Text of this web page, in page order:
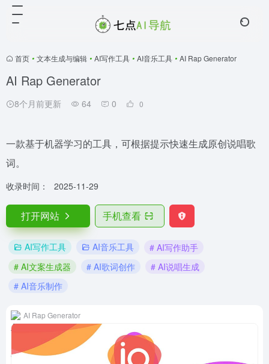
首页 • 文本生成与编辑 • AI写作工具 • AI音乐工具 • AI Rap Generator
AI Rap Generator
8个月前更新 64 0 0
一款基于机器学习的工具，可根据提示快速生成原创说唱歌
词。
收录时间： 2025-11-29
打开网站 手机查看
AI写作工具 AI音乐工具
# AI写作助手
# AI文案生成器
# AI歌词创作
# AI说唱生成
# AI音乐制作
AI Rap Generator